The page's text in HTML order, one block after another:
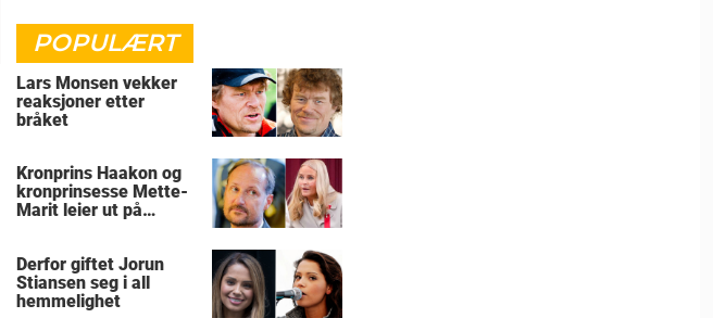
POPULÆRT
Lars Monsen vekker
reaksjoner etter
bråket
Kronprins Haakon og
kronprinsesse Mette-
Marit leier ut på
Derfor giftet Jorun
Stiansen seg i all
hemmelighet